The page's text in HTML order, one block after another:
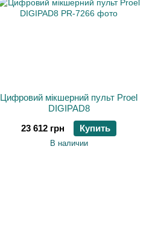
Цифровий мікшерний пульт Proel
DIGIPAD8
23 612 грн
Купить
В наличии